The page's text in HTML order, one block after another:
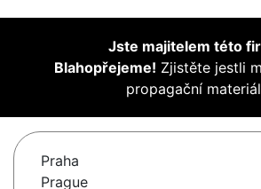
Jste majitelem této
Blahopřejeme! Zjistěte jestli
propagační
Praha
Prague